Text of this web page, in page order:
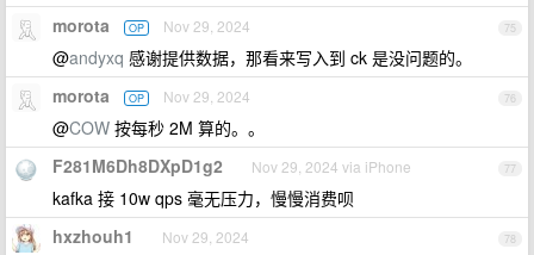
75
morota OP Nov 29, 2024
@andyxq 感谢提供数据，那看来写入到 ck 是没问题的。
76
morota OP Nov 29, 2024
@COW 按每秒 2M 算的。。
77
F281M6Dh8DXpD1g2 Nov 29, 2024 via iPhone
kafka 接 10w qps 毫无压力，慢慢消费呗
78
hxzhouh1 Nov 29, 2024